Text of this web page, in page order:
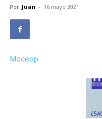
Por Juan - 16 mayo 2021
Moceop